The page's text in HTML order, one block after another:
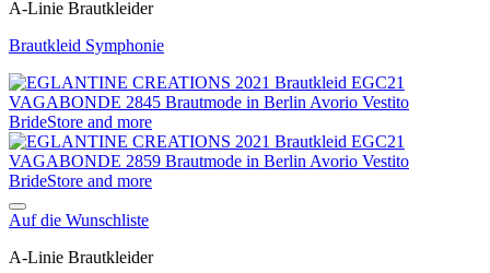
A-Linie Brautkleider
Brautkleid Symphonie
Auf die Wunschliste
A-Linie Brautkleider